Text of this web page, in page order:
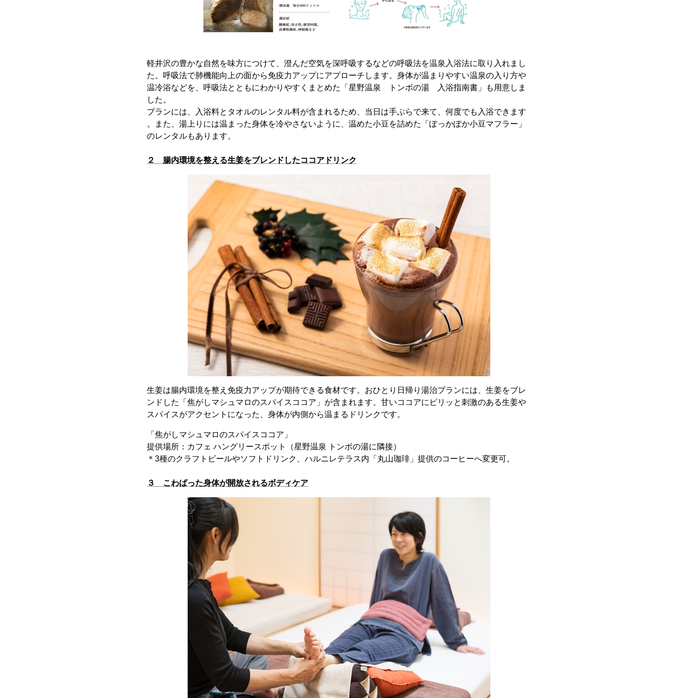
軽井沢の豊かな自然を味方につけて、澄んだ空気を深呼吸するなどの呼吸法を温泉入浴法に取り入れまし
た。呼吸法で肺機能向上の面から免疫力アップにアプローチします。身体が温まりやすい温泉の入り方や
温冷浴などを、呼吸法とともにわかりやすくまとめた「星野温泉 トンボの湯 入浴指南書」も用意しま
した。
プランには、入浴料とタオルのレンタル料が含まれるため、当日は手ぶらで来て、何度でも入浴できます
。また、湯上りには温まった身体を冷やさないように、温めた小豆を詰めた「ぽっかぽか小豆マフラー」
のレンタルもあります。
２ 腸内環境を整える生姜をブレンドしたココアドリンク
生姜は腸内環境を整え免疫力アップが期待できる食材です。おひとり日帰り湯治プランには、生姜をブレ
ンドした「焦がしマシュマロのスパイスココア」が含まれます。甘いココアにピリッと刺激のある生姜や
スパイスがアクセントになった、身体が内側から温まるドリンクです。
「焦がしマシュマロのスパイスココア」
提供場所：カフェ ハングリースポット（星野温泉 トンボの湯に隣接）
＊3種のクラフトビールやソフトドリンク、ハルニレテラス内「丸山珈琲」提供のコーヒーへ変更可。
３ こわばった身体が開放されるボディケア